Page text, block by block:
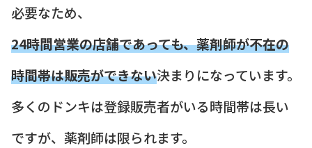
必要なため、
24時間営業の店舗であっても、薬剤師が不在の
時間帯は販売ができない決まりになっています。
多くのドンキは登録販売者がいる時間帯は長い
ですが、薬剤師は限られます。